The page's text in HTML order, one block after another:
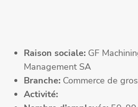
Raison sociale: GF
Management SA
Branche: Commerce de
Activité: